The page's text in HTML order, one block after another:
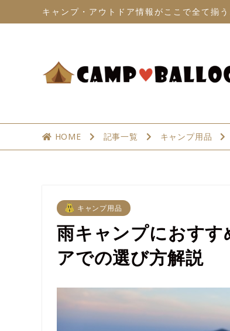
キャンプ・アウトドア情報がここで全て揃
HOME 記事一覧 キャンプ用品
キャンプ用品
雨キャンプにおす
アでの選び方解説